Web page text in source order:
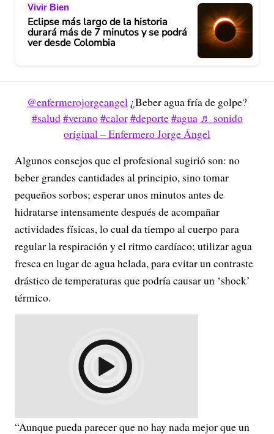
Vivir Bien
Eclipse más largo de la historia
durará más de 7 minutos y se podrá
ver desde Colombia
@enfermerojorgeangel ¿Beber agua fría de golpe?
#salud#verano#calor#deporte#agua ♬ sonido
original – Enfermero Jorge Ángel
Algunos consejos que el profesional sugirió son: no
beber grandes cantidades al principio, sino tomar
pequeños sorbos; esperar unos minutos antes de
hidratarse intensamente después de acompañar
actividades físicas, lo cual da tiempo al cuerpo para
regular la respiración y el ritmo cardíaco; utilizar agua
fresca en lugar de agua helada, para evitar un contraste
drástico de temperaturas que podría causar un ‘shock’
térmico.
“Aunque pueda parecer que no hay nada mejor que un